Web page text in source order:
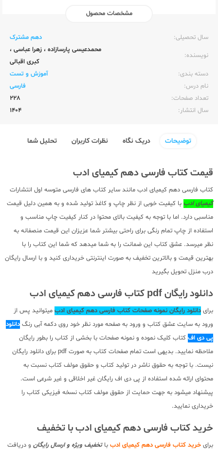
مشخصات محصول
سال تحصیلی:‌
دهم مشترک
نویسنده:‌
محمدعیسی پارسازاده ، زهرا عباسی ،
کبری اقبالی
دسته بندی:
آموزش و تست
نام درس:
فارسی
تعداد صفحات:‌
228
سال انتشار:‌
1404
توضیحات دریک نگاه نظرات کاربران تحلیل شما
قیمت کتاب فارسی دهم کیمیای ادب
کتاب فارسی دهم کیمیای ادب مانند سایر کتاب های فارسی متوسه اول انتشارات
کیمیای ادب با کیفیت خوبی از نظر چاپ و کاغذ تولید شده و به همین دلیل قیمت
مناسبی دارد. اما با توجه به کیفیت بالای محتوا در کنار کیفیت چاپ مناسب و
استفاده از چاپ تمام رنگی برای راحتی بیشتر شما عزیزان این قیمت منصفانه به
نظر میرسد. عشق کتاب این ضمانت را به شما میدهد که شما این کتاب را با
بهترین قیمت و بالاترین تخفیف به صورت اینترنتی خریداری کنید و با ارسال رایگان
درب منزل تحویل بگیرید
دانلود رایگان pdf کتاب فارسی دهم کیمیای ادب
برای دانلود رایگان نمونه صفحات کتاب فارسی دهم کیمیای ادب میتوانید پس از
ورود به سایت عشق کتاب و ورود به صفحه مورد نظر خود روی دکمه آبی رنگ دانلود
پی دی اف کتاب کلیک نموده و نمونه صفحات با بخشی از کتاب را بطور رایگان
ملاحظه نمایید. بدیهی است تمام صفحات کتاب به صورت pdf برای دانلود رایگان
نیست. با توجه به حقوق ناشر در تولید کتاب و حقوق مولف کتاب نسبت به
محتوای ارائه شده استفاده از پی دی اف رایگان غیر اخلاقی و غیر شرعی است.
پیشنهاد میشود به جهت حمایت از حقوق مولف کتاب نسخه فیزیکی کتاب را
خریداری نمایید.
خرید کتاب فارسی دهم کیمیای ادب با تخفیف
برای خرید کتاب فارسی دهم کیمیای ادب باتخفیف ویژه و ارسال رایگان و دریافت